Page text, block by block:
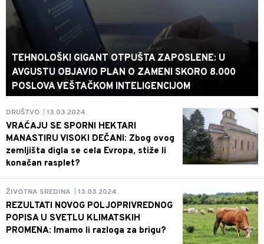
TEHNOLOŠKI GIGANT OTPUŠTA ZAPOSLENE: U
AVGUSTU OBJAVIO PLAN O ZAMENI SKORO 8.000
POSLOVA VEŠTAČKOM INTELIGENCIJOM
DRUŠTVO 13.03.2024.
VRAĆAJU SE SPORNI HEKTARI
MANASTIRU VISOKI DEČANI: Zbog ovog
zemljišta digla se cela Evropa, stiže li
konačan rasplet?
ŽIVOTNA SREDINA 13.03.2024.
REZULTATI NOVOG POLJOPRIVREDNOG
POPISA U SVETLU KLIMATSKIH
PROMENA: Imamo li razloga za brigu?